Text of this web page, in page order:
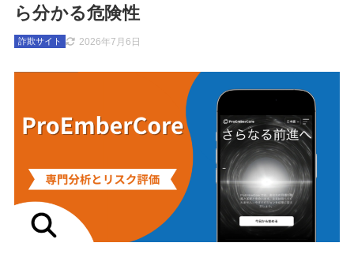
ら分かる危険性
2026年7月6日
詐欺サイト